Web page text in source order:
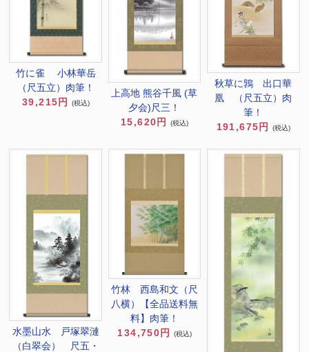
竹に雀 小林華岳
（尺五立）肉筆！
39,215円
(税込)
上高地 熊谷千風 (草
夕会)尺三！
15,620円
(税込)
秋草に鶉 出口華
凰 （尺五立）肉
筆！
191,675円
(税込)
水墨山水 戸塚翠漣
（白翠会） 尺五・
竹林 西島和文（尺
八横）【全品送料無
料】肉筆！
134,750円
(税込)